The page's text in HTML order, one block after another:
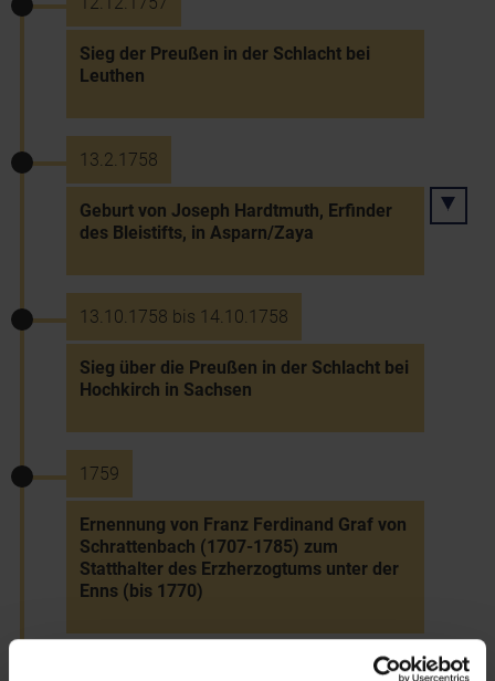
Sieg der Preußen in der Schlacht bei
Leuthen
13.2.1758
Geburt von Joseph Hardtmuth, Erfinder
des Bleistifts, in Asparn/Zaya
13.10.1758 bis 14.10.1758
Sieg über die Preußen in der Schlacht bei
Hochkirch in Sachsen
1759
Ernennung von Franz Ferdinand Graf von
Schrattenbach (1707-1785) zum
Statthalter des Erzherzogtums unter der
Enns (bis 1770)